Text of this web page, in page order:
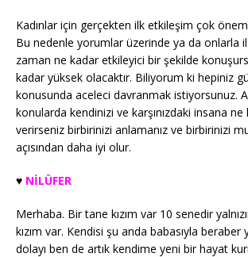
Kadınlar için gerçekten ilk etkileşim çok
Bu nedenle yorumlar üzerinde ya da onlarla
zaman ne kadar etkileyici bir şekilde
kadar yüksek olacaktır. Biliyorum ki hepiniz
konusunda aceleci davranmak istiyorsunuz.
konularda kendinizi ve karşınızdaki insana
verirseniz birbirinizi anlamanız ve birbirinizi
açısından daha iyi olur.
♥️ NİLÜFER
Merhaba. Bir tane kızım var 10 senedir
kızım var. Kendisi şu anda babasıyla beraber
dolayı ben de artık kendime yeni bir hayat